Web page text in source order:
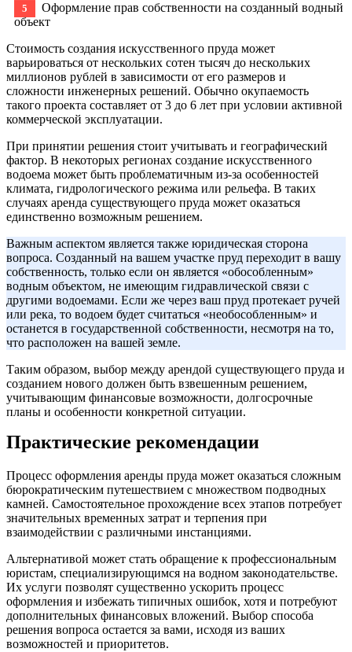
Оформление прав собственности на созданный водный
объект
Стоимость создания искусственного пруда может
варьироваться от нескольких сотен тысяч до нескольких
миллионов рублей в зависимости от его размеров и
сложности инженерных решений. Обычно окупаемость
такого проекта составляет от 3 до 6 лет при условии активной
коммерческой эксплуатации.
При принятии решения стоит учитывать и географический
фактор. В некоторых регионах создание искусственного
водоема может быть проблематичным из-за особенностей
климата, гидрологического режима или рельефа. В таких
случаях аренда существующего пруда может оказаться
единственно возможным решением.
Важным аспектом является также юридическая сторона
вопроса. Созданный на вашем участке пруд переходит в вашу
собственность, только если он является «обособленным»
водным объектом, не имеющим гидравлической связи с
другими водоемами. Если же через ваш пруд протекает ручей
или река, то водоем будет считаться «необособленным» и
останется в государственной собственности, несмотря на то,
что расположен на вашей земле.
Таким образом, выбор между арендой существующего пруда и
созданием нового должен быть взвешенным решением,
учитывающим финансовые возможности, долгосрочные
планы и особенности конкретной ситуации.
Практические рекомендации
Процесс оформления аренды пруда может оказаться сложным
бюрократическим путешествием с множеством подводных
камней. Самостоятельное прохождение всех этапов потребует
значительных временных затрат и терпения при
взаимодействии с различными инстанциями.
Альтернативой может стать обращение к профессиональным
юристам, специализирующимся на водном законодательстве.
Их услуги позволят существенно ускорить процесс
оформления и избежать типичных ошибок, хотя и потребуют
дополнительных финансовых вложений. Выбор способа
решения вопроса остается за вами, исходя из ваших
возможностей и приоритетов.